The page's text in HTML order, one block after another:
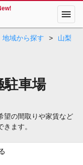
menu
地域から探す >
山梨
駐車場
望の間取りや家賃など
ます。